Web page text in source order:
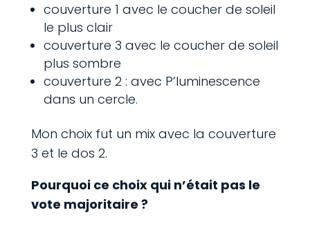
couverture 1 avec le coucher de soleil
le plus clair
couverture 3 avec le coucher de soleil
plus sombre
couverture 2 : avec P’luminescence
dans un cercle.
Mon choix fut un mix avec la couverture
3 et le dos 2.
Pourquoi ce choix qui n’était pas le
vote majoritaire ?